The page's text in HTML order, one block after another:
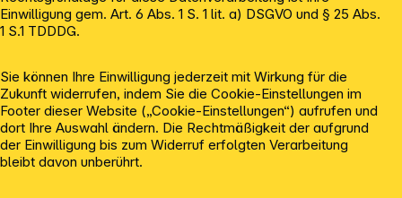
Einwilligung gem. Art. 6 Abs. 1 S. 1 lit. a) DSGVO und § 25 Abs.
1 S.1 TDDDG.
Sie können Ihre Einwilligung jederzeit mit Wirkung für die
Zukunft widerrufen, indem Sie die Cookie-Einstellungen im
Footer dieser Website („Cookie-Einstellungen“) aufrufen und
dort Ihre Auswahl ändern. Die Rechtmäßigkeit der aufgrund
der Einwilligung bis zum Widerruf erfolgten Verarbeitung
bleibt davon unberührt.